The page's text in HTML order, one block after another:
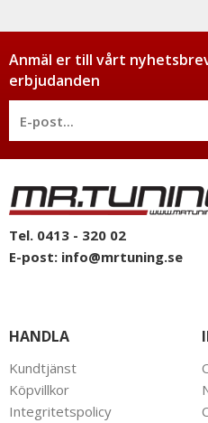
Anmäl er till vårt
erbjudanden
Tel. 0413 - 320 02
E-post: info@mrtuning.se
HANDLA
Kundtjänst
Köpvillkor
Integritetspolicy